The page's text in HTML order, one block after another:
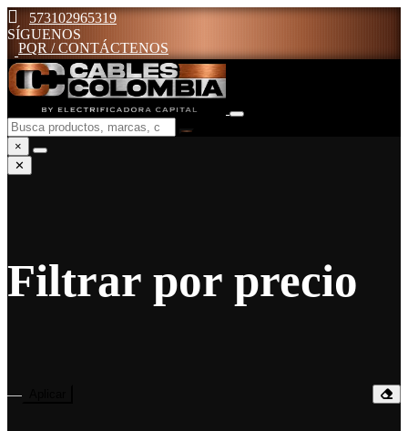
573102965319
SÍGUENOS
PQR / CONTÁCTENOS
×
✕
Filtrar por precio
—